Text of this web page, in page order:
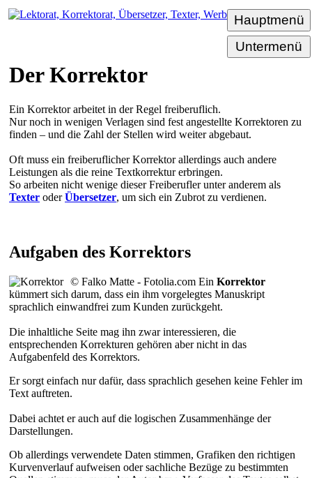
Hauptmenü
Untermenü
Der Korrektor
Ein Korrektor arbeitet in der Regel freiberuflich.
Nur noch in wenigen Verlagen sind fest angestellte Korrektoren zu
finden – und die Zahl der Stellen wird weiter abgebaut.
Oft muss ein freiberuflicher Korrektor allerdings auch andere
Leistungen als die reine Textkorrektur erbringen.
So arbeiten nicht wenige dieser Freiberufler unter anderem als
Texter oderÜbersetzer, um sich ein Zubrot zu verdienen.
Aufgaben des Korrektors
© Falko Matte - Fotolia.com Ein Korrektor
kümmert sich darum, dass ein ihm vorgelegtes Manuskript
sprachlich einwandfrei zum Kunden zurückgeht.
Die inhaltliche Seite mag ihn zwar interessieren, die
entsprechenden Korrekturen gehören aber nicht in das
Aufgabenfeld des Korrektors.
Er sorgt einfach nur dafür, dass sprachlich gesehen keine Fehler im
Text auftreten.
Dabei achtet er auch auf die logischen Zusammenhänge der
Darstellungen.
Ob allerdings verwendete Daten stimmen, Grafiken den richtigen
Kurvenverlauf aufweisen oder sachliche Bezüge zu bestimmten